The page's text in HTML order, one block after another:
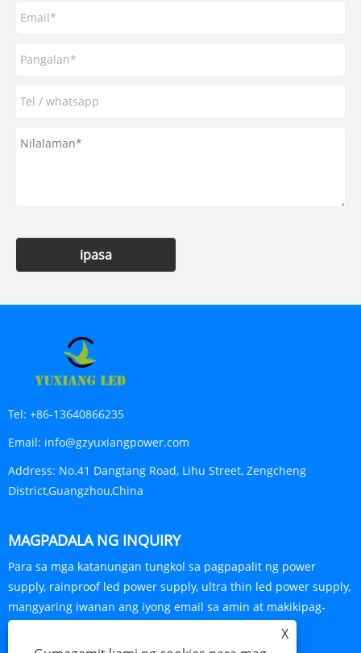
ipasa
Tel: +86-13640866235
Email: info@gzyuxiangpower.com
Address: No.41 Dangtang Road, Lihu Street, Zengcheng
District,Guangzhou,China
MAGPADALA NG INQUIRY
Para sa mga katanungan tungkol sa pagpapalit ng power
supply, rainproof led power supply, ultra thin led power supply,
mangyaring iwanan ang iyong email sa amin at makikipag-
ugnayan kami sa loob ng 24 na oras.
X